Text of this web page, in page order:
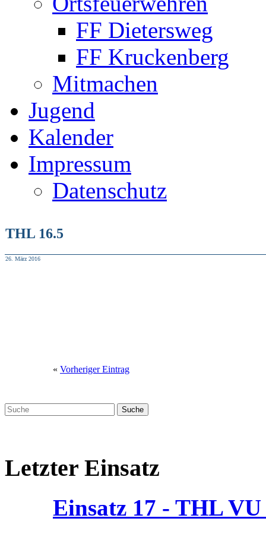
FF Dietersweg
FF Kruckenberg
Mitmachen
Jugend
Kalender
Impressum
Datenschutz
THL 16.5
26. März 2016
« Vorheriger Eintrag
Letzter Einsatz
Einsatz 17 - THL